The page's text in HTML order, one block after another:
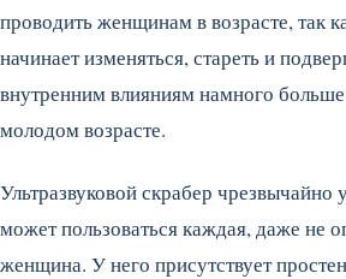
проводить женщинам в возрасте, так
начинает изменяться, стареть и
внутренним влияниям намного
молодом возрасте.
Ультразвуковой скрабер чрезвычайно
может пользоваться каждая, даже не
женщина. У него присутствует